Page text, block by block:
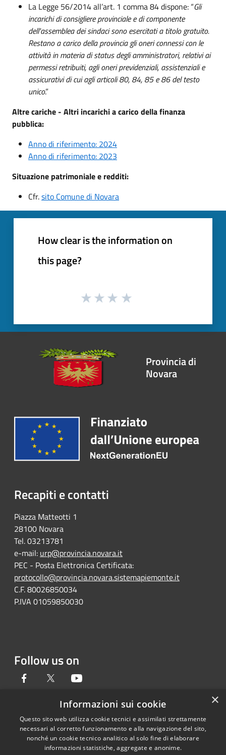
La Legge 56/2014 all’art. 1 comma 84 dispone: “Gli
incarichi di consigliere provinciale e di componente
dell'assemblea dei sindaci sono esercitati a titolo gratuito.
Restano a carico della provincia gli oneri connessi con le
attività in materia di status degli amministratori, relativi ai
permessi retribuiti, agli oneri previdenziali, assistenziali e
assicurativi di cui agli articoli 80, 84, 85 e 86 del testo
unico.”
Altre cariche - Altri incarichi a carico della finanza
pubblica:
Anno di riferimento: 2024
Anno di riferimento: 2023
Situazione patrimoniale e redditi:
Cfr.sito Comune di Novara
How clear is the information on
this page?
Provincia di
Novara
Recapiti e contatti
Piazza Matteotti 1
28100 Novara
Tel. 03213781
e-mail: urp@provincia.novara.it
PEC - Posta Elettronica Certificata:
protocollo@provincia.novara.sistemapiemonte.it
C.F. 80026850034
P.IVA 01059850030
Follow us on
Facebook Twitter
RSS
Accessibility
Copyright © 2026 • Provincia di
Novara • Powered by
Municipium•
×
Informazioni sui cookie
Questo sito web utilizza cookie tecnici e assimilati strettamente
necessari al corretto funzionamento e alla navigazione del sito,
nonché un cookie tecnico analitico al solo fine di elaborare
informazioni statistiche, aggregate e anonime.